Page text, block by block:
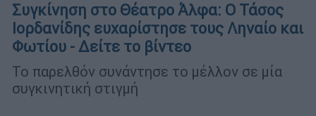
Συγκίνηση στο Θέατρο Άλφα: Ο Τάσος
Ιορδανίδης ευχαρίστησε τους Ληναίο και
Φωτίου - Δείτε το βίντεο
Το παρελθόν συνάντησε το μέλλον σε μία
συγκινητική στιγμή